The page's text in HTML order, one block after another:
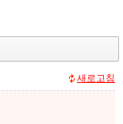
새로고침